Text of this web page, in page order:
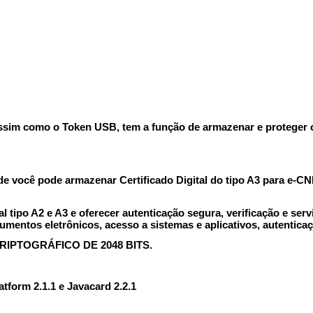
como o Token USB, tem a função de armazenar e
você pode armazenar Certificado Digital do tipo A3 para e-
tipo A2 e A3 e oferecer autenticação segura, verificação e
eletrônicos, acesso a sistemas e aplicativos,
DE 2048 BITS.
2.1.1 e Javacard 2.2.1